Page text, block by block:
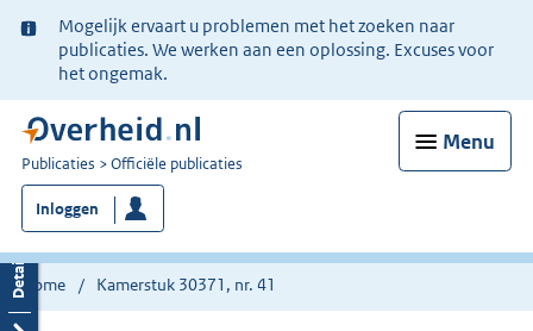
Ter
informatie:
Mogelijk ervaart u problemen met het zoeken naar
publicaties. We werken aan een oplossing. Excuses voor
het ongemak.
Menu
U
bent
nu
hier:
Publicaties Officiële publicaties
Inloggen
Home Kamerstuk 30371, nr. 41